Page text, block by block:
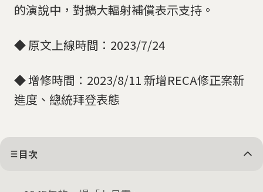
的演說中，對擴大輻射補償表示支持。
◆ 原文上線時間：2023/7/24
◆ 增修時間：2023/8/11 新增RECA修正案新
進度、總統拜登表態
目次